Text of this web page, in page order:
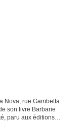
Nova, rue Gambetta
son livre Barbarie
paru aux éditions